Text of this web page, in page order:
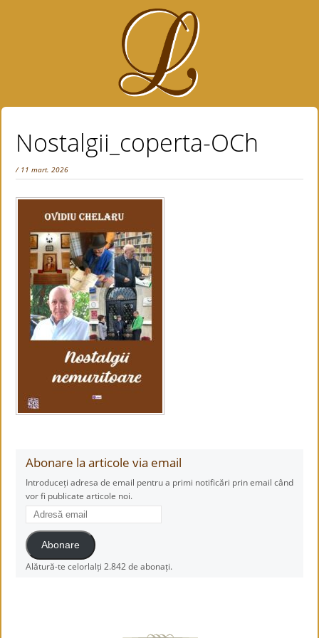
Nostalgii_coperta-OCh
/ 11 mart. 2026
Abonare la articole via email
Introduceți adresa de email pentru a primi notificări prin email când
vor fi publicate articole noi.
Adresă
email
Abonare
Alătură-te celorlalți 2.842 de abonați.